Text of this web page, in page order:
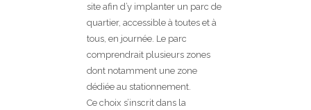
site afin d’y implanter un parc de
quartier, accessible à toutes et à
tous, en journée. Le parc
comprendrait plusieurs zones
dont notamment une zone
dédiée au stationnement.
Ce choix s’inscrit dans la